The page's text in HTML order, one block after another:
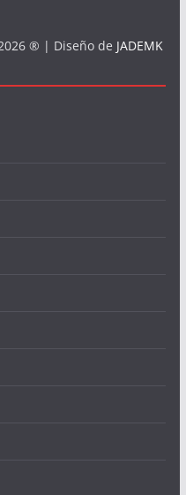
® | Diseño de JADEMK